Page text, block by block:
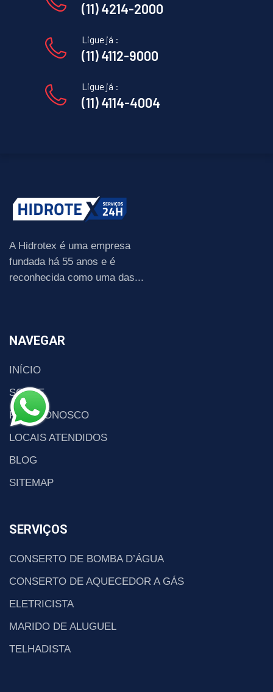
(11) 4214-2000
Ligue já :
(11) 4112-9000
Ligue já :
(11) 4114-4004
A Hidrotex é uma empresa
fundada há 55 anos e é
reconhecida como uma das...
NAVEGAR
INÍCIO
SOBRE
FALE CONOSCO
LOCAIS ATENDIDOS
BLOG
SITEMAP
SERVIÇOS
CONSERTO DE BOMBA D’ÁGUA
CONSERTO DE AQUECEDOR A GÁS
ELETRICISTA
MARIDO DE ALUGUEL
TELHADISTA